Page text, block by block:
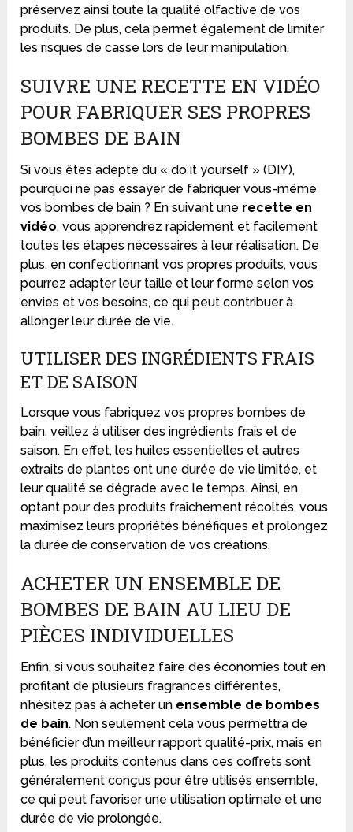
préservez ainsi toute la qualité olfactive de vos
produits. De plus, cela permet également de limiter
les risques de casse lors de leur manipulation.
SUIVRE UNE RECETTE EN VIDÉO
POUR FABRIQUER SES PROPRES
BOMBES DE BAIN
Si vous êtes adepte du « do it yourself » (DIY),
pourquoi ne pas essayer de fabriquer vous-même
vos bombes de bain ? En suivant une recette en
vidéo, vous apprendrez rapidement et facilement
toutes les étapes nécessaires à leur réalisation. De
plus, en confectionnant vos propres produits, vous
pourrez adapter leur taille et leur forme selon vos
envies et vos besoins, ce qui peut contribuer à
allonger leur durée de vie.
UTILISER DES INGRÉDIENTS FRAIS
ET DE SAISON
Lorsque vous fabriquez vos propres bombes de
bain, veillez à utiliser des ingrédients frais et de
saison. En effet, les huiles essentielles et autres
extraits de plantes ont une durée de vie limitée, et
leur qualité se dégrade avec le temps. Ainsi, en
optant pour des produits fraîchement récoltés, vous
maximisez leurs propriétés bénéfiques et prolongez
la durée de conservation de vos créations.
ACHETER UN ENSEMBLE DE
BOMBES DE BAIN AU LIEU DE
PIÈCES INDIVIDUELLES
Enfin, si vous souhaitez faire des économies tout en
profitant de plusieurs fragrances différentes,
n’hésitez pas à acheter un ensemble de bombes
de bain. Non seulement cela vous permettra de
bénéficier d’un meilleur rapport qualité-prix, mais en
plus, les produits contenus dans ces coffrets sont
généralement conçus pour être utilisés ensemble,
ce qui peut favoriser une utilisation optimale et une
durée de vie prolongée.